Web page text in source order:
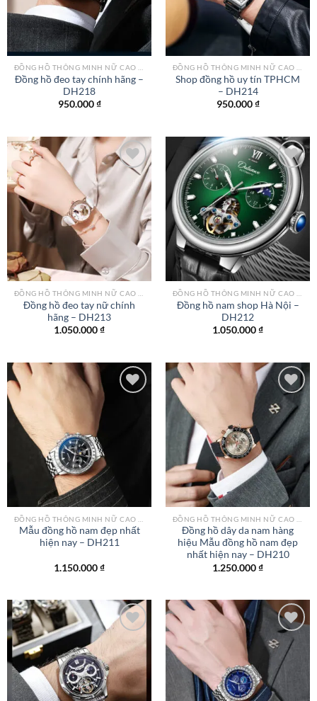
Đồng hồ đeo tay chính hãng –
DH218
950.000₫
Shop đồng hồ uy tín TPHCM
– DH214
950.000₫
Add to
wishlist
Đồng hồ đeo tay nữ chính
hãng – DH213
1.050.000₫
Add to
wishlist
Đồng hồ nam shop Hà Nội –
DH212
1.050.000₫
Mẫu đồng hồ nam đẹp nhất
hiện nay – DH211
1.150.000₫
Add to
wishlist
Đồng hồ dây da nam hàng
hiệu Mẫu đồng hồ nam đẹp
nhất hiện nay – DH210
1.250.000₫
Add to
wishlist
Add to
wishlist